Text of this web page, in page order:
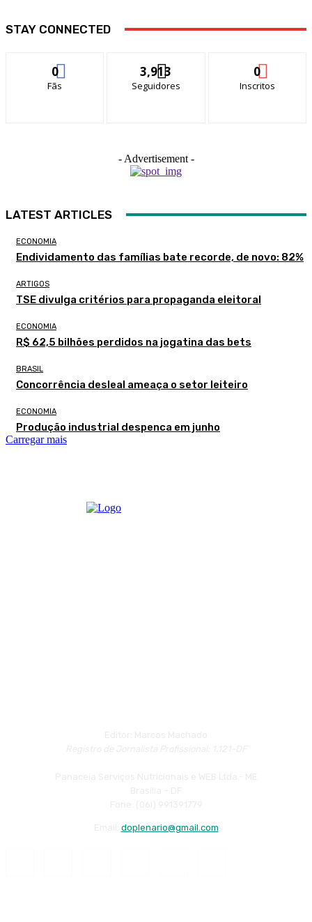
STAY CONNECTED
0
Fãs
3,913
Seguidores
0
Inscritos
- Advertisement -
LATEST ARTICLES
ECONOMIA
Endividamento das famílias bate recorde, de novo: 82%
ARTIGOS
TSE divulga critérios para propaganda eleitoral
ECONOMIA
R$ 62,5 bilhões perdidos na jogatina das bets
BRASIL
Concorrência desleal ameaça o setor leiteiro
ECONOMIA
Produção industrial despenca em junho
Carregar mais
doplenario@gmail.com